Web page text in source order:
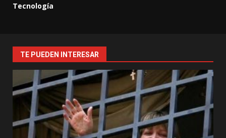
Tecnología
TE PUEDEN INTERESAR